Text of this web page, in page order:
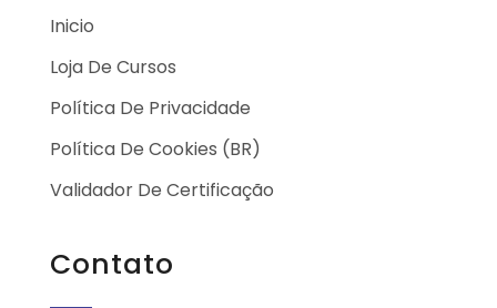
Inicio
Loja De Cursos
Política De Privacidade
Política De Cookies (BR)
Validador De Certificação
Contato